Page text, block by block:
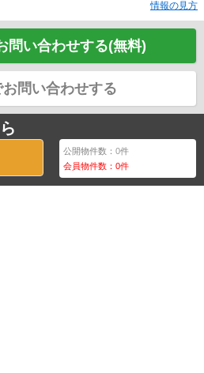
情報の見方
問い合わせする(無料)
お問い合わせする
公開物件数：0件
会員物件数：0件